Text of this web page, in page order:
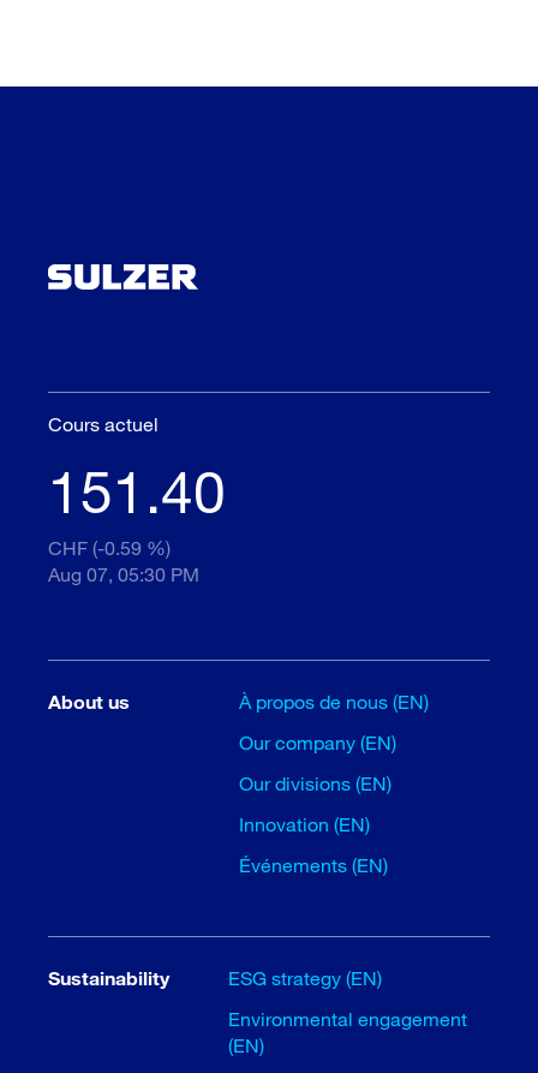
Cours actuel
151.40
CHF (-0.59 %)
Aug 07, 05:30 PM
About us
À propos de nous (EN)
Our company (EN)
Our divisions (EN)
Innovation (EN)
Événements (EN)
Sustainability
ESG strategy (EN)
Environmental engagement
(EN)